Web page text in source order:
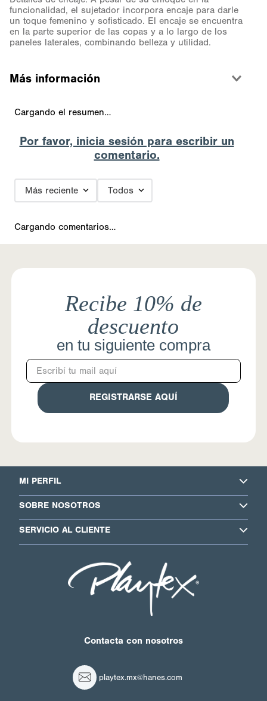
funcionalidad, el sujetador incorpora encaje para darle
un toque femenino y sofisticado. El encaje se encuentra
en la parte superior de las copas y a lo largo de los
paneles laterales, combinando belleza y utilidad.
Más información
Cargando el resumen…
Por favor, inicia sesión para escribir un
comentario.
Más reciente Todos
Cargando comentarios…
Recibe 10% de
descuento
en tu siguiente compra
REGISTRARSE AQUÍ
MI PERFIL
SOBRE NOSOTROS
SERVICIO AL CLIENTE
Contacta con nosotros
playtex.mx@hanes.com